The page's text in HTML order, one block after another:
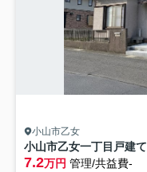
小山市乙女
小山市乙女一丁目戸建て
7.2万円 管理/共益費-